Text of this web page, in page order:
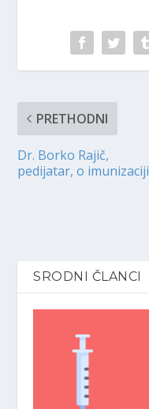
PRETHODNI
Dr. Borko Rajič,
pedijatar, o imunizaciji
SRODNI ČLANCI